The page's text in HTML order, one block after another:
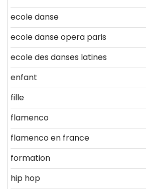
ecole danse
ecole danse opera paris
ecole des danses latines
enfant
fille
flamenco
flamenco en france
formation
hip hop